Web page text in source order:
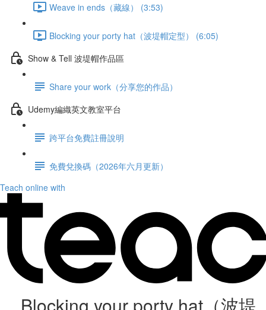
Weave in ends（藏線） (3:53)
Blocking your porty hat（波堤帽定型） (6:05)
Show & Tell 波堤帽作品區
Share your work（分享您的作品）
Udemy編織英文教室平台
跨平台免費註冊說明
免費兌換碼（2026年六月更新）
Teach online with